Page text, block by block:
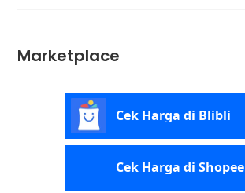
Marketplace
Cek Harga di Blibli
Cek Harga di Shopee